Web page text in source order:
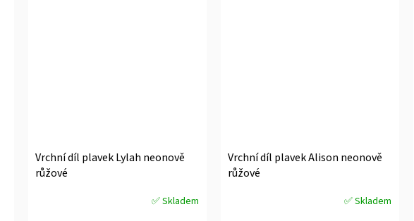
Vrchní díl plavek Lylah neonově
růžové
✅ Skladem
Vrchní díl plavek Alison neonově
růžové
✅ Skladem